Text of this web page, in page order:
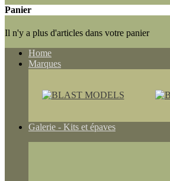
Panier
Il n'y a plus d'articles dans votre panier
Home
Marques
Galerie - Kits et épaves